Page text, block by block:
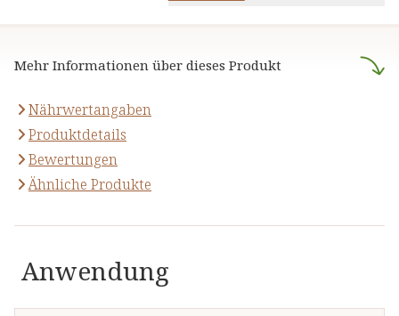
Wohlbefinden.
Mehr Informationen über dieses Produkt
Nährwertangaben
Produktdetails
Bewertungen
Ähnliche Produkte
Anwendung
stützen.